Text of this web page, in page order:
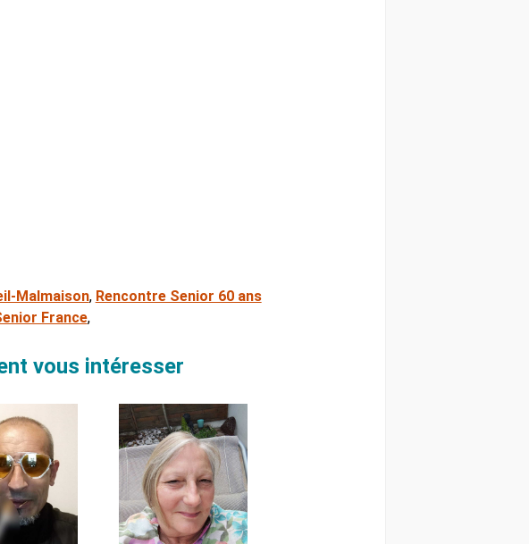
Malmaison, Rencontre Senior 60 ans
France,
vous intéresser